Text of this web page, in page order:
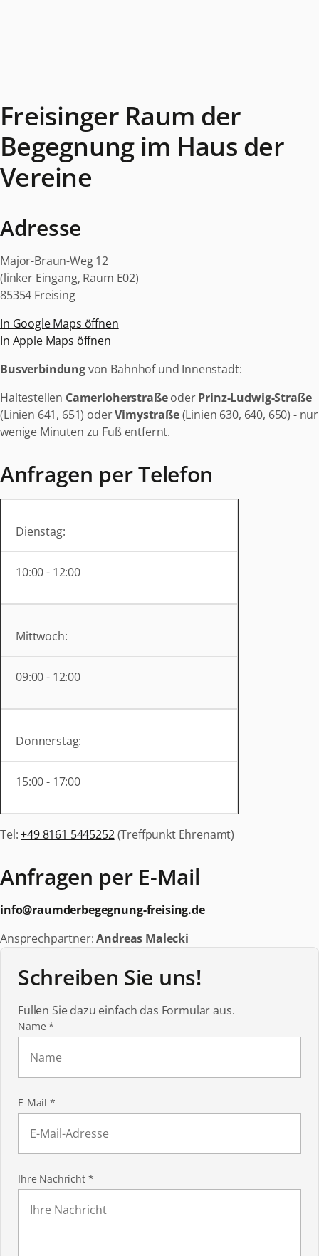
Freisinger Raum der
Begegnung im Haus der
Vereine
Adresse
Major-Braun-Weg 12
(linker Eingang, Raum E02)
85354 Freising
In Google Maps öffnen
In Apple Maps öffnen
Busverbindungvon Bahnhof und Innenstadt:
Haltestellen CamerloherstraßeoderPrinz-Ludwig-Straße
(Linien 641, 651) oderVimystraße(Linien 630, 640, 650) - nur
wenige Minuten zu Fuß entfernt.
Anfragen per Telefon
Dienstag:
10:00- 12:00
Mittwoch:
09:00 - 12:00
Donnerstag:
15:00 - 17:00
Tel:+49 8161 5445252(Treffpunkt Ehrenamt)
Anfragen per E-Mail
info@raumderbegegnung-freising.de
Ansprechpartner:Andreas Malecki
Schreiben Sie uns!
Füllen Sie dazu einfach das Formular aus.
Pflichtfeld
Name *
Pflichtfeld
E-Mail *
Pflichtfeld
Ihre Nachricht *